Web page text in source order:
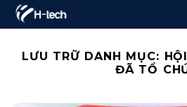
qua
LƯU TRỮ DANH MỤC:
ĐÃ TỔ